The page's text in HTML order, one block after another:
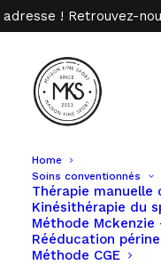
! Retrouvez-
Home
Soins conventionnés
Thérapie manuelle
Kinésithérapie du
Méthode Mckenzie
Rééducation
Méthode CGE